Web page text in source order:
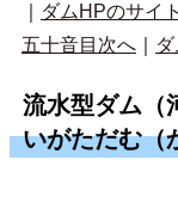
ダムHPのサイ
五十音目次へ
流水型ダム（
いがただむ（